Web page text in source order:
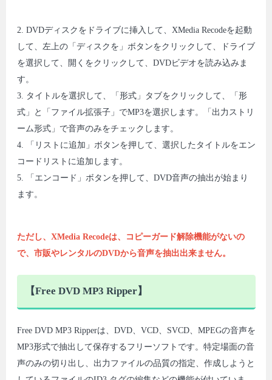
2. DVDディスクをドライブに挿入して、XMedia Recodeを起動
して、左上の「ディスクを」ボタンをクリックして、ドライブ
を選択して、開くをクリックして、DVDビデオを読み込みま
す。
3. タイトルを選択して、「形式」タブをクリックして、「形
式」と「ファイル拡張子」でMP3を選択します。「出力ストリ
ーム形式」で音声のみをチェックします。
4. 「リストに追加」ボタンを押して、選択したタイトルをエン
コードリストに追加します。
5. 「エンコード」ボタンを押して、DVD音声の抽出が始まり
ます。
ただし、XMedia Recodeは、コピーガード解除機能がないの
で、市販やレンタルのDVDから音声を抽出出来ません。
【Free DVD MP3 Ripper】
Free DVD MP3 Ripperは、DVD、VCD、SVCD、MPEGの音声を
MP3形式で抽出して保存するフリーソフトです。特定場面の音
声のみの切り出し、出力ファイルの品質の指定、作成しようと